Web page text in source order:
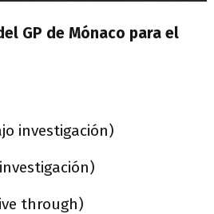
GP de Mónaco para el
investigación)
through)